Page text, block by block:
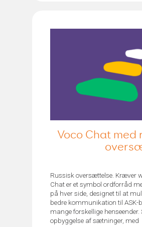
Voco Chat med
Russisk oversættelse. Kræver
Chat er et symbol ordforråd
på hver side, designet til at
bedre kommunikation til ASK-
mange forskellige henseender.
opbyggelse af sætninger, med